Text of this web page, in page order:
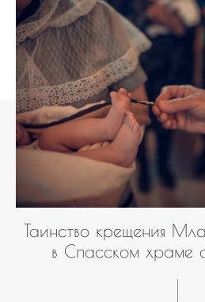
Таинство крещения
в Спасском храме